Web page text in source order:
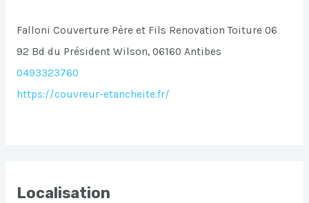
Falloni Couverture Père et Fils Renovation Toiture 06
92 Bd du Président Wilson, 06160 Antibes
0493323760
https://couvreur-etancheite.fr/
Localisation